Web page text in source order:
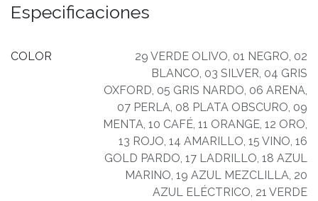
Especificaciones
COLOR 29 VERDE OLIVO 01 NEGRO 02
BLANCO 03 SILVER 04 GRIS
OXFORD 05 GRIS NARDO 06 ARENA
07 PERLA 08 PLATA OBSCURO 09
MENTA 10 CAFÉ 11 ORANGE 12 ORO
13 ROJO 14 AMARILLO 15 VINO 16
GOLD PARDO 17 LADRILLO 18 AZUL
MARINO 19 AZUL MEZCLILLA 20
AZUL ELÉCTRICO 21 VERDE